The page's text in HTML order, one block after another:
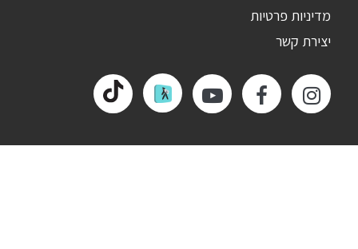
מדיניות פרטיות
יצירת קשר